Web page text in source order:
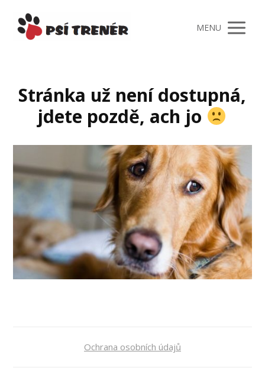
MENU
Stránka už není dostupná,
jdete pozdě, ach jo
Ochrana osobních údajů